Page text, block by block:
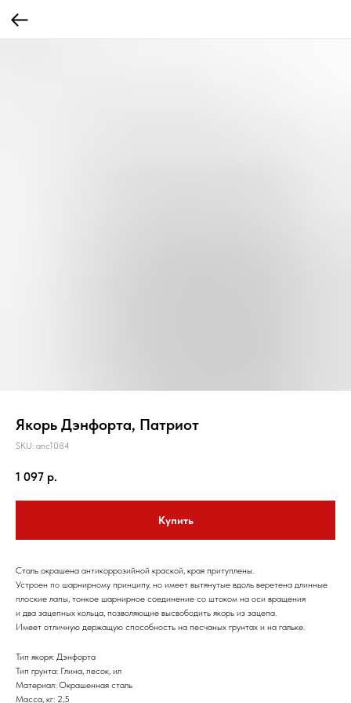
Якорь Дэнфорта, Патриот
SKU: anc1084
1 097 р.
Купить
Сталь окрашена антикоррозийной краской, края притуплены.
Устроен по шарнирному принципу, но имеет вытянутые вдоль веретена длинные
плоские лапы, тонкое шарнирное соединение со штоком на оси вращения
и два зацепных кольца, позволяющие высвободить якорь из зацепа.
Имеет отличную держащую способность на песчаных грунтах и на гальке.
Тип якоря: Дэнфорта
Тип грунта: Глина, песок, ил
Материал: Окрашенная cталь
Масса, кг: 2,5